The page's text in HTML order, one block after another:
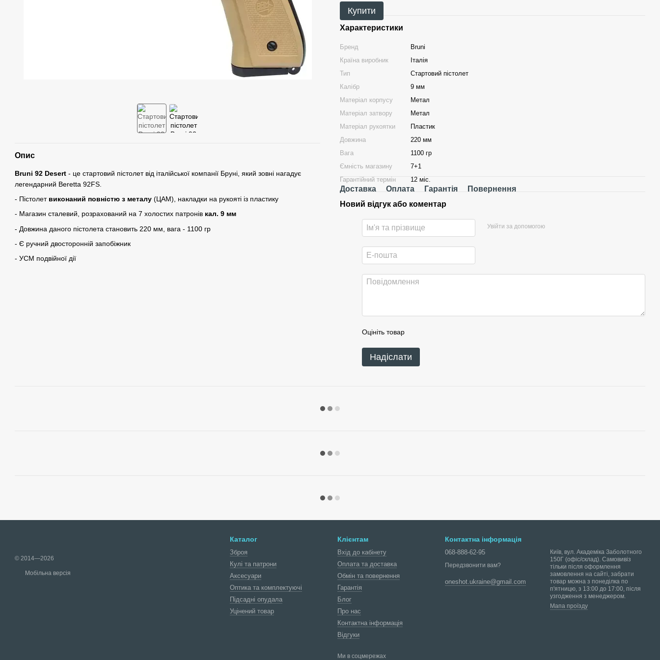
Опис
Bruni 92 Desert - це стартовий пістолет від італійської компанії Бруні, який зовні нагадує
легендарний Beretta 92FS.
- Пістолет виконаний повністю з металу (ЦАМ), накладки на рукояті із пластику
- Магазин сталевий, розрахований на 7 холостих патронів кал. 9 мм
- Довжина даного пістолета становить 220 мм, вага - 1100 гр
- Є ручний двосторонній запобіжник
- УСМ подвійної дії
Купити
Характеристики
Бренд
Bruni
Країна виробник
Італія
Тип
Стартовий пістолет
Калібр
9 мм
Матеріал корпусу
Метал
Матеріал затвору
Метал
Матеріал рукоятки
Пластик
Довжина
220 мм
Вага
1100 гр
Ємність магазину
7+1
Гарантійний термін
12 міс.
Доставка Оплата Гарантія
Повернення
Новий відгук або коментар
Увійти за допомогою
Оцініть товар
Надіслати
© 2014—2026
Мобільна версія
Каталог
Зброя
Кулі та патрони
Аксесуари
Оптика та комплектуючі
Підсадні опудала
Уцінений товар
Клієнтам
Вхід до кабінету
Оплата та доставка
Обмін та повернення
Гарантія
Блог
Про нас
Контактна інформація
Відгуки
Ми в соцмережах
Контактна інформація
068-888-62-95
Передзвонити вам?
oneshot.ukraine@gmail.com
Київ, вул. Академіка Заболотного
150Г (офіс/склад). Самовивіз
тільки після оформлення
замовлення на сайті, забрати
товар можна з понеділка по
п'ятницю, з 13:00 до 17:00, після
узгодження з менеджером.
Мапа проїзду